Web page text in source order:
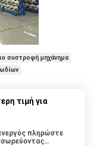
συστροφή μηχάνημα
τιμή για
πληρώστε